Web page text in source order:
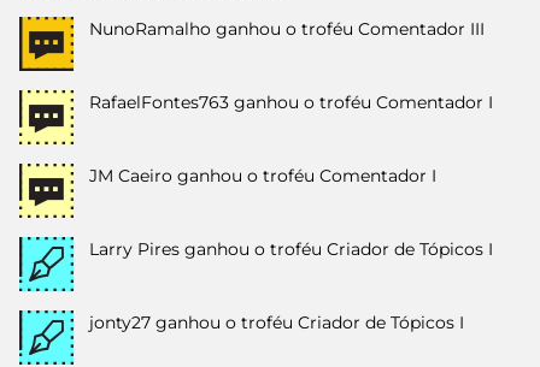
NunoRamalho ganhou o troféu Comentador III
RafaelFontes763 ganhou o troféu Comentador I
JM Caeiro ganhou o troféu Comentador I
Larry Pires ganhou o troféu Criador de Tópicos I
jonty27 ganhou o troféu Criador de Tópicos I